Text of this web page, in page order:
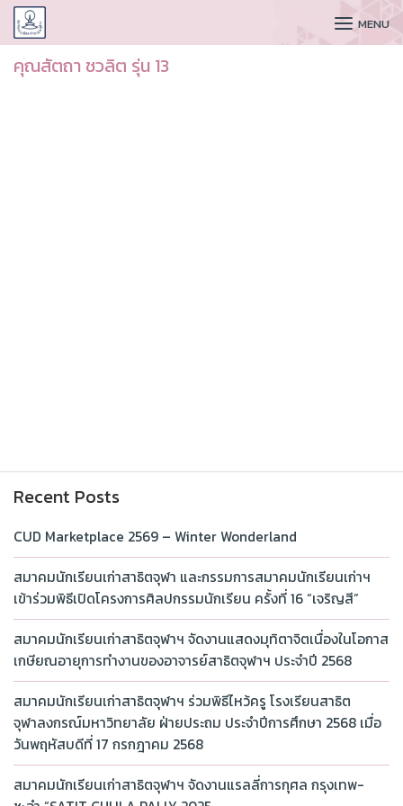
CUDAA MENU
คุณสัตถา ชวลิต รุ่น 13
Recent Posts
CUD Marketplace 2569 – Winter Wonderland
สมาคมนักเรียนเก่าสาธิตจุฬา และกรรมการสมาคมนักเรียนเก่าฯ
เข้าร่วมพิธีเปิดโครงการศิลปกรรมนักเรียน ครั้งที่ 16 “เจริญสี”
สมาคมนักเรียนเก่าสาธิตจุฬาฯ จัดงานแสดงมุทิตาจิตเนื่องในโอกาส
เกษียณอายุการทำงานของอาจารย์สาธิตจุฬาฯ ประจำปี 2568
สมาคมนักเรียนเก่าสาธิตจุฬาฯ ร่วมพิธีไหว้ครู โรงเรียนสาธิต
จุฬาลงกรณ์มหาวิทยาลัย ฝ่ายประถม ประจำปีการศึกษา 2568 เมื่อ
วันพฤหัสบดีที่ 17 กรกฎาคม 2568
สมาคมนักเรียนเก่าสาธิตจุฬาฯ จัดงานแรลลี่การกุศล กรุงเทพ-